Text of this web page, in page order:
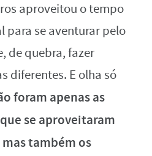
aproveitou o tempo
para se aventurar pelo
de quebra, fazer
diferentes. E olha só
foram apenas as
se aproveitaram
também os